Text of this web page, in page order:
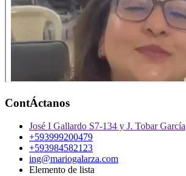
ContÁctanos
José I Gallardo S7-134 y J. Tobar García
+593999200479
+593984582123
ing@mariogalarza.com
Elemento de lista